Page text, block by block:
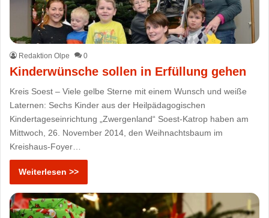
Redaktion Olpe 0
Kinderwünsche sollen in Erfüllung gehen
Kreis Soest – Viele gelbe Sterne mit einem Wunsch und weiße
Laternen: Sechs Kinder aus der Heilpädagogischen
Kindertageseinrichtung „Zwergenland“ Soest-Katrop haben am
Mittwoch, 26. November 2014, den Weihnachtsbaum im
Kreishaus-Foyer…
Weiterlesen >>